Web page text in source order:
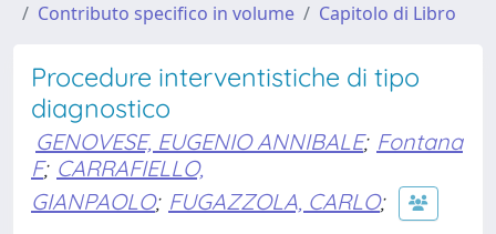
Contributo specifico in volume
Capitolo di Libro
Procedure interventistiche di tipo
diagnostico
GENOVESE, EUGENIO ANNIBALE; Fontana
F; CARRAFIELLO,
GIANPAOLO; FUGAZZOLA, CARLO;